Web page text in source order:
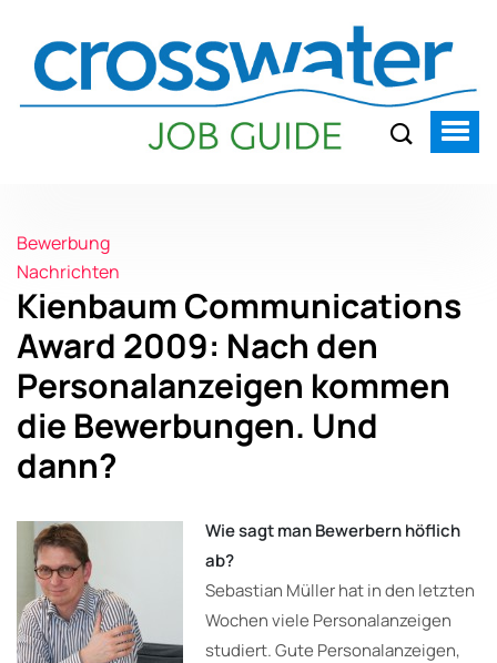
Bewerbung
Nachrichten
Kienbaum Communications
Award 2009: Nach den
Personalanzeigen kommen
die Bewerbungen. Und
dann?
Wie sagt man Bewerbern höflich
ab?
Sebastian Müller hat in den letzten
Wochen viele Personalanzeigen
studiert. Gute Personalanzeigen,